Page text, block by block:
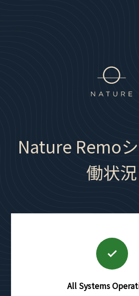
Nature Remo
働状況
All Systems